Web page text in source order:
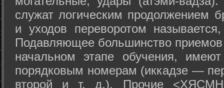
служат логическим продолжением
и уходов переворотом
Подавляющее большинство
начальном этапе обучения,
порядковым номерам (иккадзе —
второй и т. д.). Прочие